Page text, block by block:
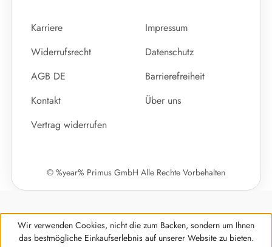
Karriere
Impressum
Widerrufsrecht
Datenschutz
AGB DE
Barrierefreiheit
Kontakt
Über uns
Vertrag widerrufen
© %year% Primus GmbH Alle Rechte Vorbehalten
Wir verwenden Cookies, nicht die zum Backen, sondern um Ihnen
das bestmögliche Einkaufserlebnis auf unserer Website zu bieten.